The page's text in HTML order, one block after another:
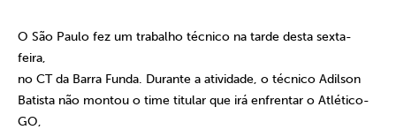
O São Paulo fez um trabalho técnico na tarde desta sexta-
feira,
no CT da Barra Funda. Durante a atividade, o técnico Adilson
Batista não montou o time titular que irá enfrentar o Atlético-
GO,